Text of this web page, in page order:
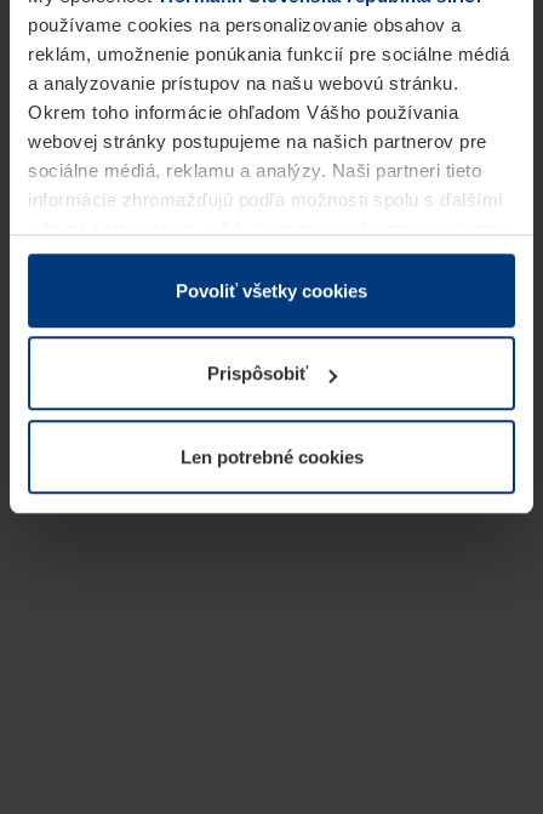
používame cookies na personalizovanie obsahov a
reklám, umožnenie ponúkania funkcií pre sociálne médiá
a analyzovanie prístupov na našu webovú stránku.
Okrem toho informácie ohľadom Vášho používania
webovej stránky postupujeme na našich partnerov pre
sociálne médiá, reklamu a analýzy. Naši partneri tieto
informácie zhromažďujú podľa možnosti spolu s ďalšími
v rámci Vášho využívania služieb.
Z právneho hľadiska môžeme cookies ukladať na Vašom
prevádzku tejto stránky. Pre všetky ostatné typy cookie
potrebujeme Vaše povolenie. Vaše povolenie môžete
kedykoľvek zmeniť alebo odvolať vo vysvetlení cookie
našej webovej stránky.
Povoliť všetky cookies
Prispôsobiť
Len potrebné cookies